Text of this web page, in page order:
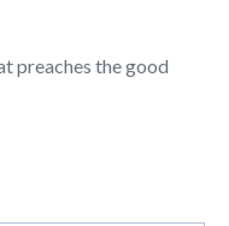
preaches the good